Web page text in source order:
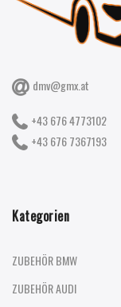
dmv@gmx.at
+43 676 4773102
+43 676 7367193
Kategorien
ZUBEHÖR BMW
ZUBEHÖR AUDI